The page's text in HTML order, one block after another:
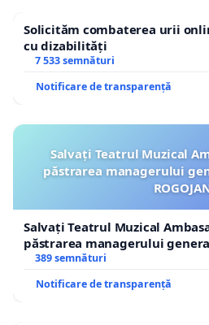
Solicităm combaterea urii
cu dizabilități
7 533 semnături
Notificare de transparență
Salvați Teatrul Muzical
păstrarea managerului
Salvați Teatrul Muzical
păstrarea managerului
ROGOJAN
389 semnături
Notificare de transparență